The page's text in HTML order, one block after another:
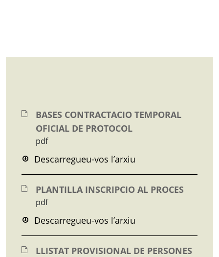
BASES CONTRACTACIO TEMPORAL
OFICIAL DE PROTOCOL
pdf
Descarregueu-vos l’arxiu
PLANTILLA INSCRIPCIO AL PROCES
pdf
Descarregueu-vos l’arxiu
LLISTAT PROVISIONAL DE PERSONES